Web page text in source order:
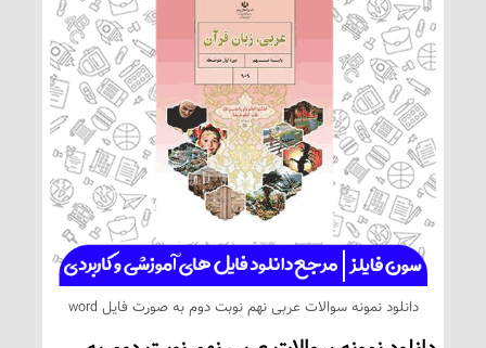
دانلود نمونه سوالات عربی نهم نوبت دوم به صورت فایل word